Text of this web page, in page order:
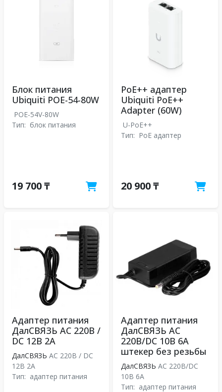
Блок питания
Ubiquiti POE-54-80W
POE-54V-80W
Тип: блок питания
19 700 ₸
PoE++ адаптер
Ubiquiti PoE++
Adapter (60W)
U-PoE++
Тип: PoE адаптер
20 900 ₸
Адаптер питания
ДалСВЯЗЬ AC 220В /
DC 12В 2А
ДалСВЯЗЬ AC 220В / DC
12В 2А
Тип: адаптер питания
Адаптер питания
ДалСВЯЗЬ AC
220В/DC 10В 6А
штекер без резьбы
ДалСВЯЗЬ AC 220В/DC
10В 6А
Тип: адаптер питания